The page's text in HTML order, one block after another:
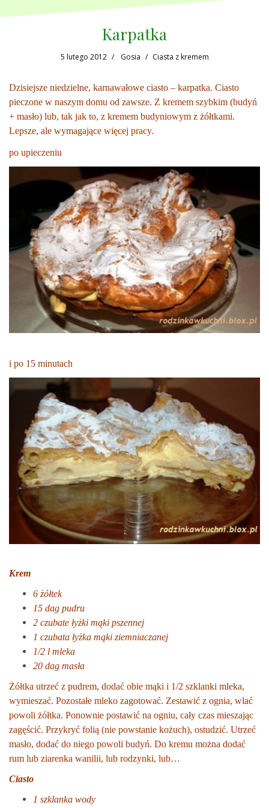
Karpatka
5 lutego 2012 Gosia Ciasta z kremem
Dzisiejsze niedzielne, karnawałowe ciasto – karpatka. Ciasto
pieczone w naszym domu od zawsze. Z kremem szybkim (budyń
+ masło) lub, tak jak to, z kremem budyniowym z żółtkami.
Lepsze, ale wymagające więcej pracy.
po upieczeniu
i po 15 minutach
Krem
6 żółtek
15 dag pudru
2 czubate łyżki mąki pszennej
1 czubata łyżka mąki ziemniaczanej
1/2 l mleka
20 dag masła
Żółtka utrzeć z pudrem, dodać obie mąki i 1/2 szklanki mleka,
wymieszać. Pozostałe mleko zagotować. Zestawić z ognia, wlać
powoli żółtka. Ponownie postawić na ogniu, cały czas mieszając
zagęścić. Przykryć folią (nie powstanie kożuch), ostudzić. Utrzeć
masło, dodać do niego powoli budyń. Do kremu można dodać
rum lub ziarenka wanilii, lub rodzynki, lub…
Ciasto
1 szklanka wody